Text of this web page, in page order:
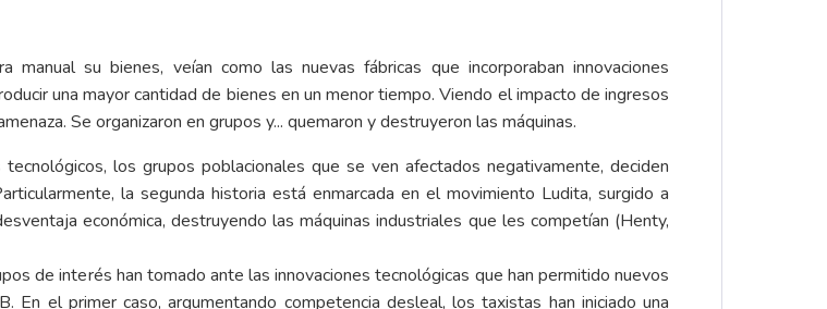
su bienes, veían como las nuevas fábricas que incorporaban innovaciones
una mayor cantidad de bienes en un menor tiempo. Viendo el impacto de ingresos
Se organizaron en grupos y... quemaron y destruyeron las máquinas.
los grupos poblacionales que se ven afectados negativamente, deciden
la segunda historia está enmarcada en el movimiento Ludita, surgido a
económica, destruyendo las máquinas industriales que les competían (Henty,
de interés han tomado ante las innovaciones tecnológicas que han permitido nuevos
el primer caso, argumentando competencia desleal, los taxistas han iniciado una